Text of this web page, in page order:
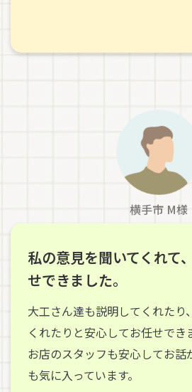
横手市 M様
私の意見を聞いてくれて
せできました。
大工さん達も説明してくれたり
くれたりと安心してお任せでき
お店のスタッフも安心してお話
も気に入っています。